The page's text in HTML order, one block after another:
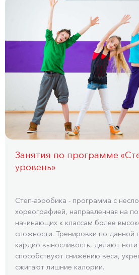
Занятия по программе
уровень»
Степ-аэробика - программа с
хореографией, направленная на
начинающих к классам более
сложности. Тренировки по данной
кардио выносливость, делают
способствуют снижению веса,
сжигают лишние калории.